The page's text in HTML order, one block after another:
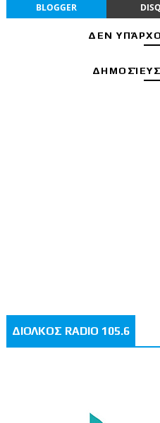
BLOGGER
ΔΕΝ
ΔΙΟΛΚΟΣ RADIO 105.6